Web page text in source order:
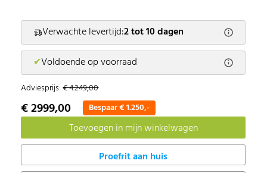
Verwachte levertijd:2 tot 10 dagen
✔Voldoende op voorraad
Adviesprijs:€ 4.249,00
€ 2999,00 Bespaar € 1.250,-